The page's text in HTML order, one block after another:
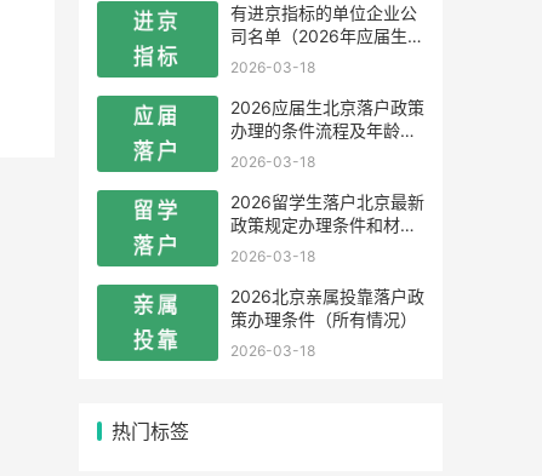
有进京指标的单位企业公
司名单（2026年应届生留
学生）
2026-03-18
2026应届生北京落户政策
办理的条件流程及年龄限
制
2026-03-18
2026留学生落户北京最新
政策规定办理条件和材料
及流程
2026-03-18
2026北京亲属投靠落户政
策办理条件（所有情况）
2026-03-18
热门标签